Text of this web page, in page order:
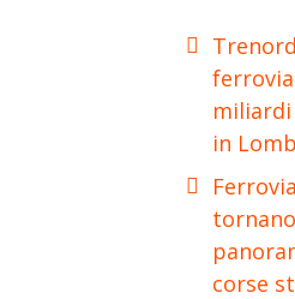
in
corse